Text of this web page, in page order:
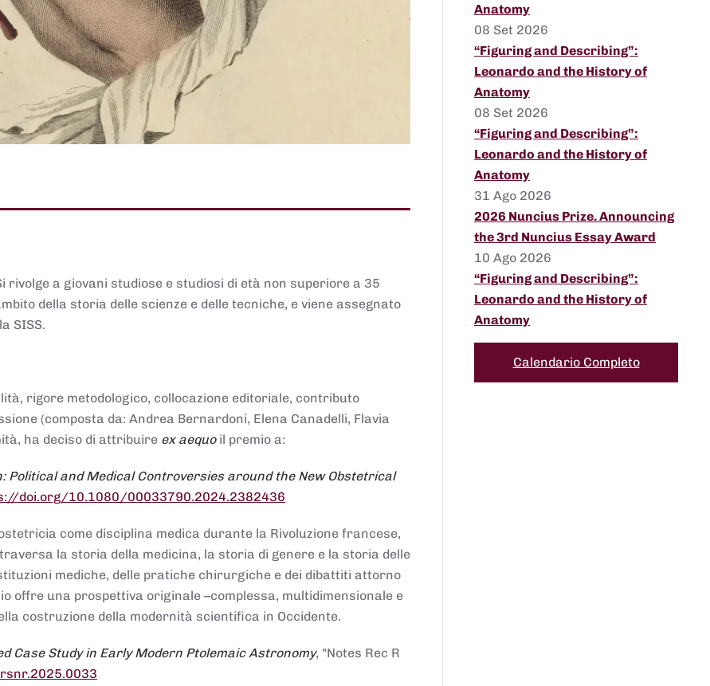
rivolge a giovani studiose e studiosi di età non superiore a 35
della storia delle scienze e delle tecniche, e viene assegnato
SISS.
rigore metodologico, collocazione editoriale, contributo
(composta da: Andrea Bernardoni, Elena Canadelli, Flavia
ha deciso di attribuire ex aequoil premio a:
Political and Medical Controversies around the New Obstetrical
doi.org/10.1080/00033790.2024.2382436
come disciplina medica durante la Rivoluzione francese,
la storia della medicina, la storia di genere e la storia delle
mediche, delle pratiche chirurgiche e dei dibattiti attorno
offre una prospettiva originale –complessa, multidimensionale e
costruzione della modernità scientifica in Occidente.
Case Study in Early Modern Ptolemaic Astronomy, "Notes Rec R
Anatomy
08 Set 2026
“Figuring and Describing”:
Leonardo and the History of
Anatomy
08 Set 2026
“Figuring and Describing”:
Leonardo and the History of
Anatomy
31 Ago 2026
2026 Nuncius Prize. Announcing
the 3rd Nuncius Essay Award
10 Ago 2026
“Figuring and Describing”:
Leonardo and the History of
Anatomy
Calendario Completo